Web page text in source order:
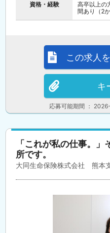
資格・経験
高卒以上の
間あり（2
応募可能期間 ：
この求人
キ
「これが私の仕事。
所です。
大同生命保険株式会社 熊本